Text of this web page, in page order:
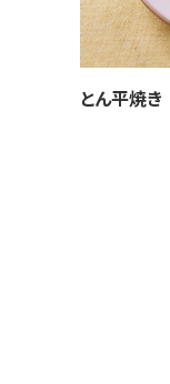
とん平焼き